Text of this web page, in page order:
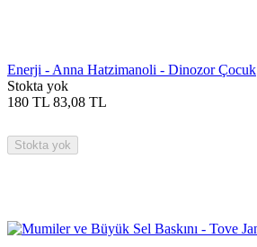
Enerji - Anna Hatzimanoli - Dinozor Çocuk
Stokta yok
180 TL 83,08 TL
Stokta yok